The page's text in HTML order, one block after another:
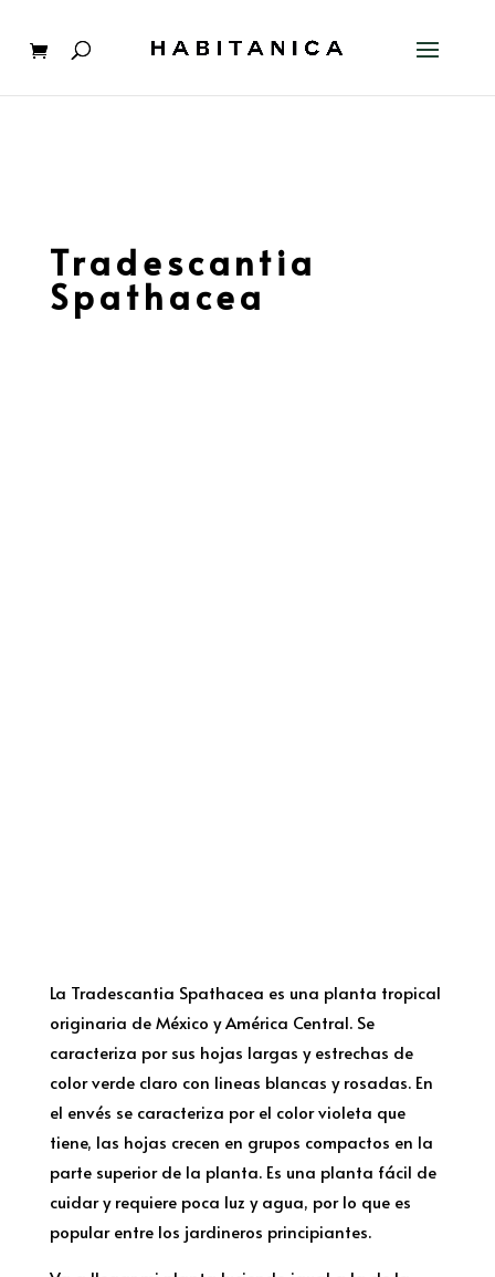
Tradescantia
Spathacea
La Tradescantia Spathacea es una planta tropical
originaria de México y América Central. Se
caracteriza por sus hojas largas y estrechas de
color verde claro con lineas blancas y rosadas. En
el envés se caracteriza por el color violeta que
tiene, las hojas crecen en grupos compactos en la
parte superior de la planta. Es una planta fácil de
cuidar y requiere poca luz y agua, por lo que es
popular entre los jardineros principiantes.